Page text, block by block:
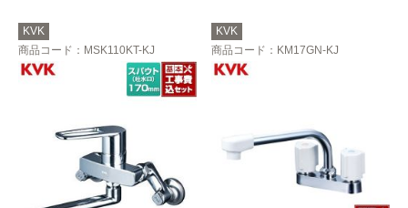
KVK
商品コード ：MSK110KT-KJ
KVK
商品コード ：KM17GN-KJ